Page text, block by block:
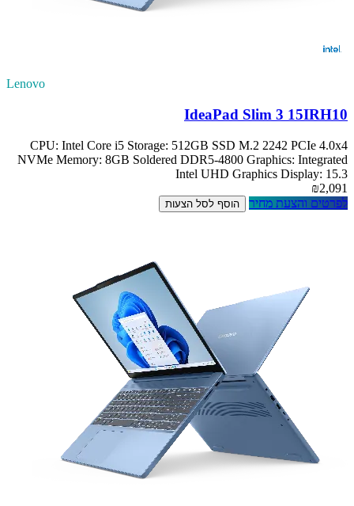
Lenovo
IdeaPad Slim 3 15IRH10
CPU: Intel Core i5 Storage: 512GB SSD M.2 2242 PCIe 4.0x4
NVMe Memory: 8GB Soldered DDR5-4800 Graphics: Integrated
Intel UHD Graphics Display: 15.3
₪2,091
לפרטים והצעת מחיר
הוסף לסל הצעות